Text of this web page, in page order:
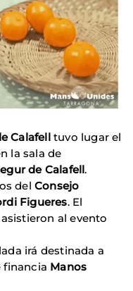
Calafelltuvo lugar el
la sala de
de Calafell.
del Consejo
Figueres. El
al evento
irá destinada a
financia Manos